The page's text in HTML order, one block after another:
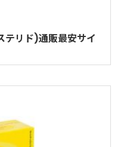
テリド)通販最安サイ